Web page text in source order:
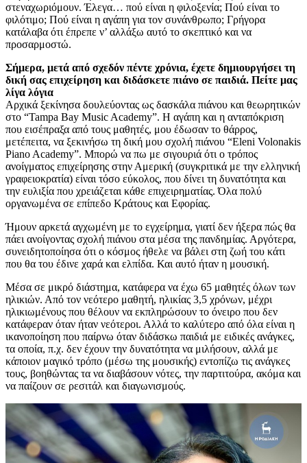
στεναχωριόμουν. Έλεγα… πού είναι η φιλοξενία; Πού είναι το
φιλότιμο; Πού είναι η αγάπη για τον συνάνθρωπο; Γρήγορα
κατάλαβα ότι έπρεπε ν’ αλλάξω αυτό το σκεπτικό και να
προσαρμοστώ.
Σήμερα, μετά από σχεδόν πέντε χρόνια, έχετε δημιουργήσει τη
δική σας επιχείρηση και διδάσκετε πιάνο σε παιδιά. Πείτε μας
λίγα λόγια
Αρχικά ξεκίνησα δουλεύοντας ως δασκάλα πιάνου και θεωρητικών
στο “Tampa Bay Music Academy”. Η αγάπη και η ανταπόκριση
που εισέπραξα από τους μαθητές, μου έδωσαν το θάρρος,
μετέπειτα, να ξεκινήσω τη δική μου σχολή πιάνου “Eleni Volonakis
Piano Academy”. Μπορώ να πω με σιγουριά ότι ο τρόπος
ανοίγματος επιχείρησης στην Αμερική (συγκριτικά με την ελληνική
γραφειοκρατία) είναι τόσο εύκολος, που δίνει τη δυνατότητα και
την ευλιξία που χρειάζεται κάθε επιχειρηματίας. Όλα πολύ
οργανωμένα σε επίπεδο Κράτους και Εφορίας.
Ήμουν αρκετά αγχωμένη με το εγχείρημα, γιατί δεν ήξερα πώς θα
πάει ανοίγοντας σχολή πιάνου στα μέσα της πανδημίας. Αργότερα,
συνειδητοποίησα ότι ο κόσμος ήθελε να βάλει στη ζωή του κάτι
που θα του έδινε χαρά και ελπίδα. Και αυτό ήταν η μουσική.
Μέσα σε μικρό διάστημα, κατάφερα να έχω 65 μαθητές όλων των
ηλικιών. Από τον νεότερο μαθητή, ηλικίας 3,5 χρόνων, μέχρι
ηλικιωμένους που θέλουν να εκπληρώσουν το όνειρο που δεν
κατάφεραν όταν ήταν νεότεροι. Αλλά το καλύτερο από όλα είναι η
ικανοποίηση που παίρνω όταν διδάσκω παιδιά με ειδικές ανάγκες,
τα οποία, π.χ. δεν έχουν την δυνατότητα να μιλήσουν, αλλά με
κάποιον μαγικό τρόπο (μέσω της μουσικής) εντοπίζω τις ανάγκες
τους, βοηθώντας τα να διαβάσουν νότες, την παρτιτούρα, ακόμα και
να παίζουν σε ρεσιτάλ και διαγωνισμούς.